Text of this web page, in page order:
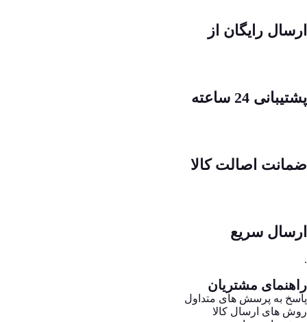
ارسال رایگان از
پشتیبانی 24 ساعته
ضمانت اصالت کالا
ارسال سریع
.
راهنمای مشتریان
پاسخ به پرسش های متداول
روش های ارسال کالا